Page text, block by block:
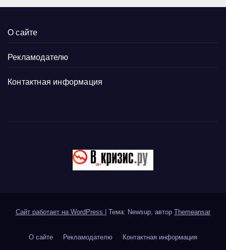
О сайте
Рекламодателю
Контактная информация
Сайт работает на WordPress Тема: Newsup, автор Themeansar
О сайте Рекламодателю Контактная информация